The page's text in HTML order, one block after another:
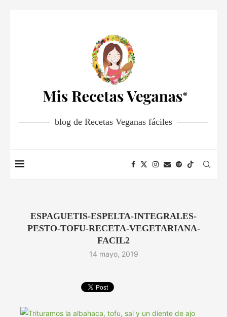
blog de Recetas Veganas fáciles
ESPAGUETIS-ESPELTA-INTEGRALES-
PESTO-TOFU-RECETA-VEGETARIANA-
FACIL2
14 mayo, 2019